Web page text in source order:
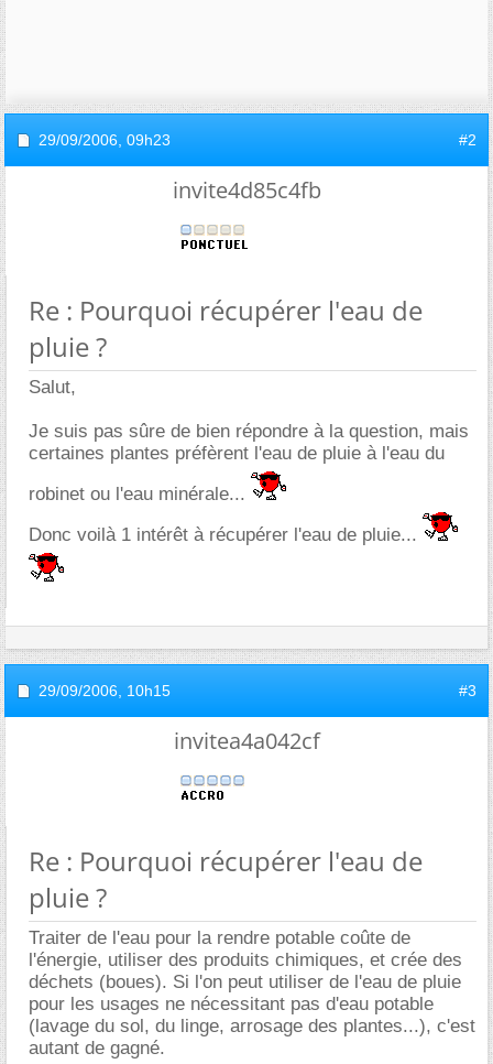
29/09/2006, 09h23 #2
invite4d85c4fb
Re : Pourquoi récupérer l'eau de
pluie ?
Salut,
Je suis pas sûre de bien répondre à la question, mais
certaines plantes préfèrent l'eau de pluie à l'eau du
robinet ou l'eau minérale...
Donc voilà 1 intérêt à récupérer l'eau de pluie...
29/09/2006, 10h15 #3
invitea4a042cf
Re : Pourquoi récupérer l'eau de
pluie ?
Traiter de l'eau pour la rendre potable coûte de
l'énergie, utiliser des produits chimiques, et crée des
déchets (boues). Si l'on peut utiliser de l'eau de pluie
pour les usages ne nécessitant pas d'eau potable
(lavage du sol, du linge, arrosage des plantes...), c'est
autant de gagné.